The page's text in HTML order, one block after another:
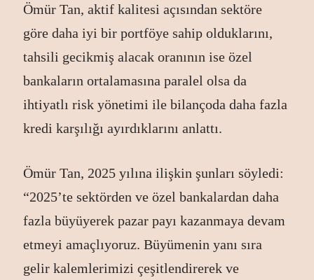
Ömür Tan, aktif kalitesi açısından sektöre
göre daha iyi bir portföye sahip olduklarını,
tahsili gecikmiş alacak oranının ise özel
bankaların ortalamasına paralel olsa da
ihtiyatlı risk yönetimi ile bilançoda daha fazla
kredi karşılığı ayırdıklarını anlattı.
Ömür Tan, 2025 yılına ilişkin şunları söyledi:
“2025’te sektörden ve özel bankalardan daha
fazla büyüyerek pazar payı kazanmaya devam
etmeyi amaçlıyoruz. Büyümenin yanı sıra
gelir kalemlerimizi çeşitlendirerek ve